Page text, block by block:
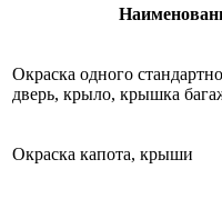
Окраска одного
дверь, крыло, крышка
Окраска капота, крыши